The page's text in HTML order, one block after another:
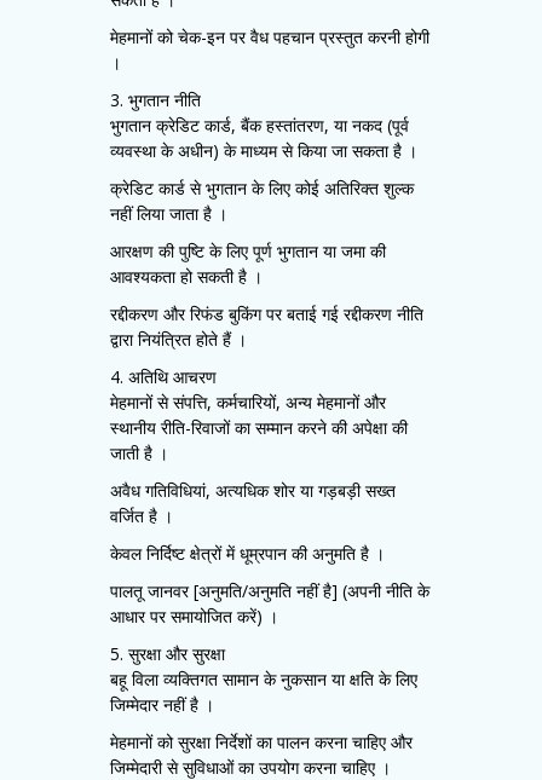
मेहमानों को चेक-इन पर वैध पहचान प्रस्तुत करनी होगी
।
3. भुगतान नीति
भुगतान क्रेडिट कार्ड, बैंक हस्तांतरण, या नकद (पूर्व
व्यवस्था के अधीन) के माध्यम से किया जा सकता है ।
क्रेडिट कार्ड से भुगतान के लिए कोई अतिरिक्त शुल्क
नहीं लिया जाता है ।
आरक्षण की पुष्टि के लिए पूर्ण भुगतान या जमा की
आवश्यकता हो सकती है ।
रद्दीकरण और रिफंड बुकिंग पर बताई गई रद्दीकरण नीति
द्वारा नियंत्रित होते हैं ।
4. अतिथि आचरण
मेहमानों से संपत्ति, कर्मचारियों, अन्य मेहमानों और
स्थानीय रीति-रिवाजों का सम्मान करने की अपेक्षा की
जाती है ।
अवैध गतिविधियां, अत्यधिक शोर या गड़बड़ी सख्त
वर्जित है ।
केवल निर्दिष्ट क्षेत्रों में धूम्रपान की अनुमति है ।
पालतू जानवर [अनुमति/अनुमति नहीं है] (अपनी नीति के
आधार पर समायोजित करें) ।
5. सुरक्षा और सुरक्षा
बहू विला व्यक्तिगत सामान के नुकसान या क्षति के लिए
जिम्मेदार नहीं है ।
मेहमानों को सुरक्षा निर्देशों का पालन करना चाहिए और
जिम्मेदारी से सुविधाओं का उपयोग करना चाहिए ।